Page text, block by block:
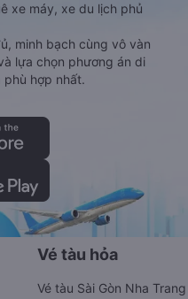
xe máy, xe du lịch phủ
minh bạch cùng vô vàn
lựa chọn phương án di
phù hợp nhất.
Vé tàu hỏa
Vé tàu Sài Gòn Nha Trang